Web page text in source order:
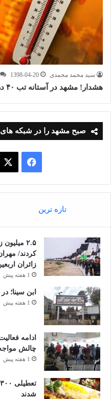
سید محمد محمدی 1398-04-20
هشدار! مشهد در آستانه تب ۴۰ درجه
صبح مشهد را در شبکه های
فیسبوک
تازه ترین
۲.۵
کردند/
زائران
1 هفته پیش
ابن سینا؛
1 هفته پیش
ادامه
چالش
1 هفته پیش
شدند